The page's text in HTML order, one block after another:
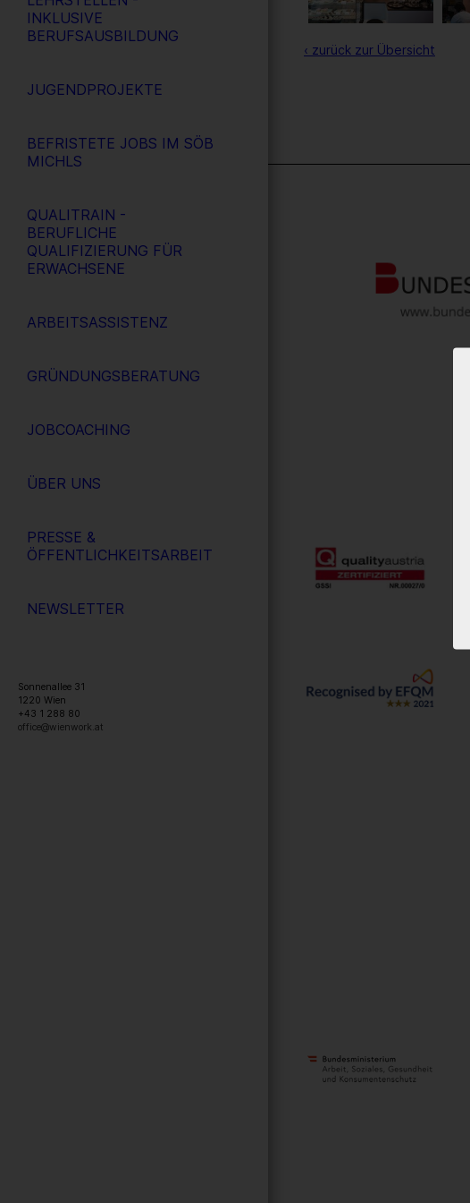
INKLUSIVE
BERUFSAUSBILDUNG
JUGENDPROJEKTE
BEFRISTETE JOBS IM SÖB
MICHLS
QUALITRAIN -
BERUFLICHE
QUALIFIZIERUNG FÜR
ERWACHSENE
ARBEITSASSISTENZ
GRÜNDUNGSBERATUNG
JOBCOACHING
ÜBER UNS
PRESSE &
ÖFFENTLICHKEITSARBEIT
NEWSLETTER
Sonnenallee 31
1220 Wien
+43 1 288 80
office@wienwork.at
‹ zurück zur Übersicht